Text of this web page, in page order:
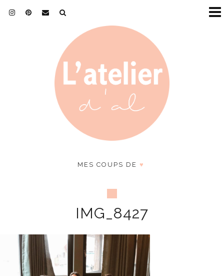
MES COUPS DE ♥
IMG_8427